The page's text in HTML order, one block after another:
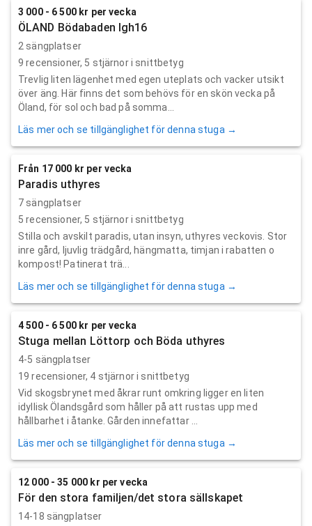
3 000 - 6 500 kr per vecka
ÖLAND Bödabaden lgh16
2 sängplatser
9 recensioner, 5 stjärnor i snittbetyg
Trevlig liten lägenhet med egen uteplats och vacker utsikt
över äng. Här finns det som behövs för en skön vecka på
Öland, för sol och bad på somma...
Läs mer och se tillgänglighet för denna stuga →
Från 17 000 kr per vecka
Paradis uthyres
7 sängplatser
5 recensioner, 5 stjärnor i snittbetyg
Stilla och avskilt paradis, utan insyn, uthyres veckovis. Stor
inre gård, ljuvlig trädgård, hängmatta, timjan i rabatten o
kompost! Patinerat trä...
Läs mer och se tillgänglighet för denna stuga →
4 500 - 6 500 kr per vecka
Stuga mellan Löttorp och Böda uthyres
4-5 sängplatser
19 recensioner, 4 stjärnor i snittbetyg
Vid skogsbrynet med åkrar runt omkring ligger en liten
idyllisk Ölandsgård som håller på att rustas upp med
hållbarhet i åtanke. Gården innefattar ...
Läs mer och se tillgänglighet för denna stuga →
12 000 - 35 000 kr per vecka
För den stora familjen/det stora sällskapet
14-18 sängplatser